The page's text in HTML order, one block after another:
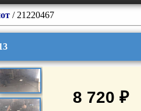
/ 21220467
8 720 ₽